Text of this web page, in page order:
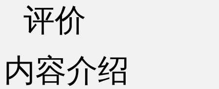
评价
内容介绍